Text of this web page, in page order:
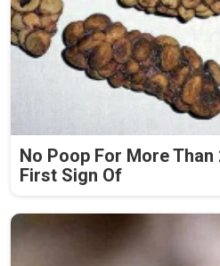
No Poop For More Than
First Sign Of